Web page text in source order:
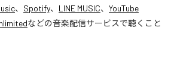
、 Spotify、 LINE MUSIC、 YouTube
などの音楽配信サービスで聴くこと